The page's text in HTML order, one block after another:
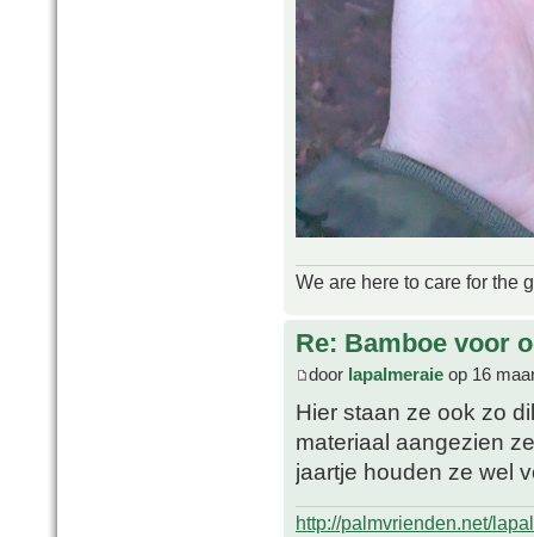
We are here to care for the
Re: Bamboe voor
door lapalmeraie op 16
Hier staan ze ook zo
materiaal aangezien
jaartje houden ze wel
http://palmvrienden.net/